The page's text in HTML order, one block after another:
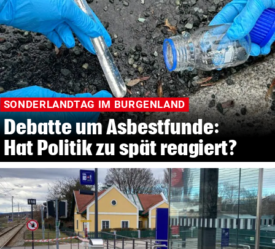
SONDERLANDTAG IM BURGENLAND
Debatte um Asbestfunde:
Hat Politik zu spät reagiert?